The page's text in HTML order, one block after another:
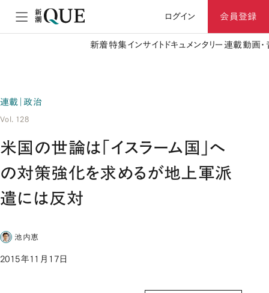
ログイン 会員登録
新着特集 インサイト ドキュメンタリー 連載動画
連載｜政治
Vol. 128
米国の世論は「イスラーム国」へ
の対策強化を求めるが地上軍派
遣には反対
池内恵
2015年11月17日